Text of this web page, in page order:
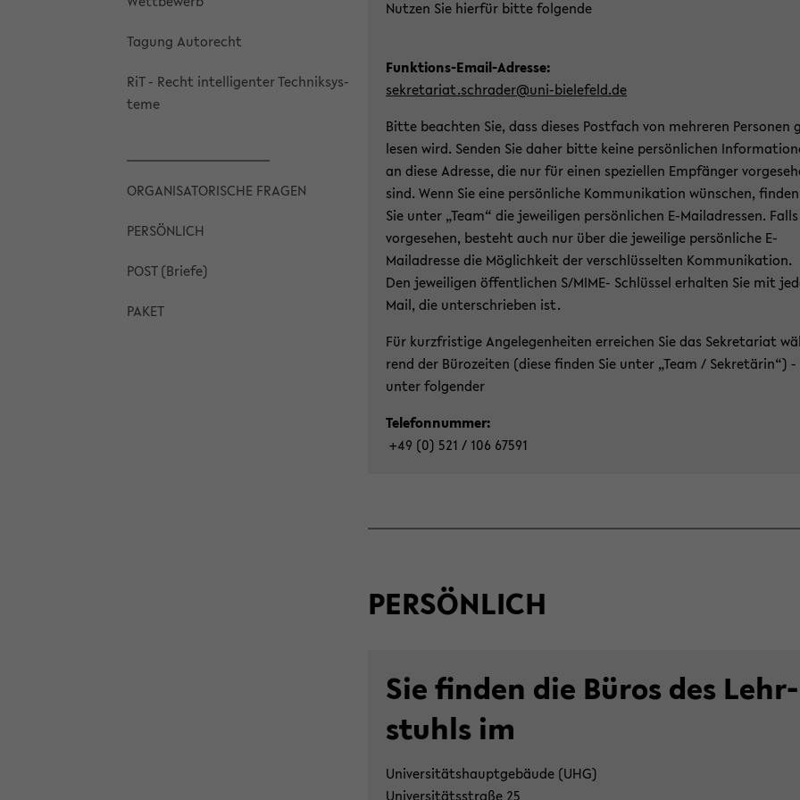
Ta­gung Au­torecht
RiT - Recht in­tel­li­gen­ter Tech­nik­sys­
te­me
OR­GA­NI­SA­TO­RI­SCHE FRA­GEN
PER­SÖN­LICH
POST (Brie­fe)
PAKET
Nut­zen Sie hier­für bitte fol­gen­de
Funktions-​Email-Adresse:
se­kre­ta­ri­at.schra­der@uni-​bielefeld.de
Bitte be­ach­ten Sie, dass die­ses Post­fach von meh­re­ren Per­so­nen
le­sen wird. Sen­den Sie daher bitte keine per­sön­li­chen
an diese Adres­se, die nur für einen spe­zi­el­len Emp­fän­ger
sind. Wenn Sie eine per­sön­li­che Kom­mu­ni­ka­ti­on wün­schen, fin­den
Sie unter „Team“ die je­wei­li­gen per­sön­li­chen E-​Mailadressen. Falls
vor­ge­se­hen, be­steht auch nur über die je­wei­li­ge per­sön­li­che E-​
Mailadresse die Mög­lich­keit der ver­schlüs­sel­ten Kom­mu­ni­ka­ti­on.
Den je­wei­li­gen öf­fent­li­chen S/MIME- Schlüs­sel er­hal­ten Sie mit
Mail, die un­ter­schrie­ben ist.
Für kurz­fris­ti­ge An­ge­le­gen­hei­ten er­rei­chen Sie das Se­kre­ta­ri­at
rend der Bü­ro­zei­ten (diese fin­den Sie unter „Team / Se­kre­tä­rin“) -
unter fol­gen­der
Te­le­fon­num­mer:
+49 (0) 521 / 106 67591
PER­SÖN­LICH
Sie fin­den die Büros des Lehr­
stuhls im
Uni­ver­si­täts­haupt­ge­bäu­de (UHG)
Uni­ver­si­täts­stra­ße 25